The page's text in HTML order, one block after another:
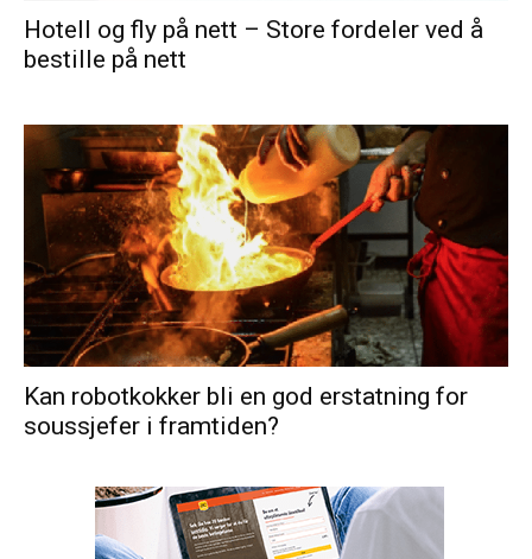
Hotell og fly på nett – Store fordeler ved å
bestille på nett
Kan robotkokker bli en god erstatning for
soussjefer i framtiden?